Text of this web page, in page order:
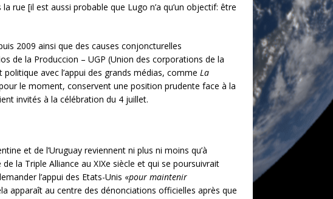
rue [il est aussi probable que Lugo n’a qu’un objectif: être
2009 ainsi que des causes conjoncturelles
de la Produccion – UGP (Union des corporations de la
avec l’appui des grands médias, comme La
le moment, conservent une position prudente face à la
invités à la célébration du 4 juillet.
et de l’Uruguay reviennent ni plus ni moins qu’à
la Triple Alliance au XIXe siècle et qui se poursuivrait
l’appui des Etats-Unis «pour maintenir
apparaît au centre des dénonciations officielles après que